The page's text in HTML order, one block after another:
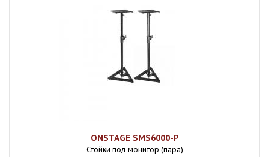
ONSTAGE SMS6000-P
Стойки под монитор (пара)